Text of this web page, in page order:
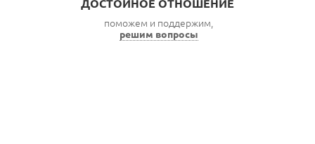
ДОСТОЙНОЕ ОТНОШЕНИЕ
поможем и поддержим,
решим вопросы